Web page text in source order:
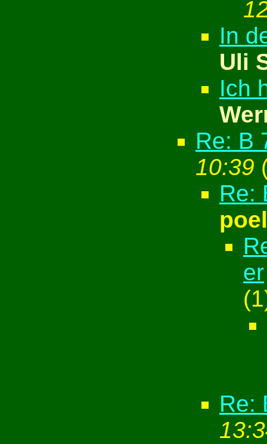
In
Uli
Ich
Re: B
10:39
Re:
er
(
Re: